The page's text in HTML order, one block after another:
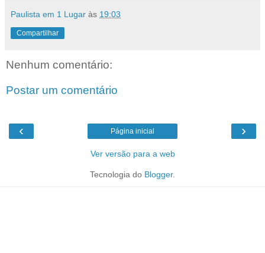
Paulista em 1 Lugar às 19:03
Compartilhar
Nenhum comentário:
Postar um comentário
‹ ›
Página inicial
Ver versão para a web
Tecnologia do Blogger.